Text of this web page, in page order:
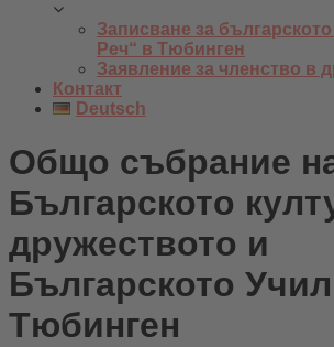
Записване за
Реч“ в Тюбинген
Заявление за членство в
Контакт
Deutsch
Общо събрание
Българското
дружеството и
Българското
Тюбинген